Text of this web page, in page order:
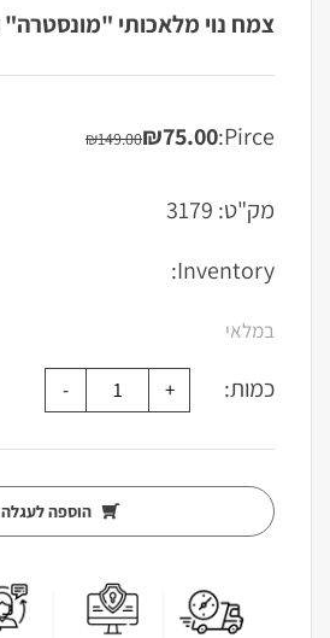
צמח נוי מלאכותי "מונסטרה" 70 ס"מ
Pirce:
₪149.00
המחיר
היה:
₪149.00.
₪75.00
המחיר
הוא:
₪75.00.
מק"ט: 3179
Inventory:
במלאי
כמות:
הוספה לעגלה